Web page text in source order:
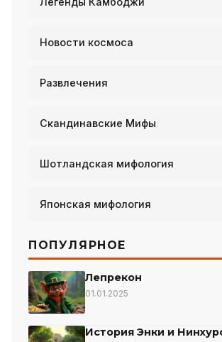
Новости космоса
Развлечения
Скандинавские Мифы
Шотландская мифология
Японская мифология
ПОПУЛЯРНОЕ
Лепрекон
01.01.2025
История Энки и